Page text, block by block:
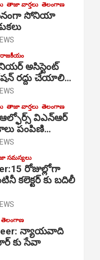
తాజా వార్తలు తెలంగాణ
ఘ‌నంగా సోనియా
రాజకీయం
అసిస్టెంట్
రద్దు చేయాలి…
తాజా వార్తలు తెలంగాణ
ఆల్ఫోర్స్ విఎన్ఆర్
పంపిణి…
సమస్యలు
రోజుల్లోగా
కలెక్టర్ కు బదిలీ
తెలంగాణ
న్యాయవాది
కు సేవా